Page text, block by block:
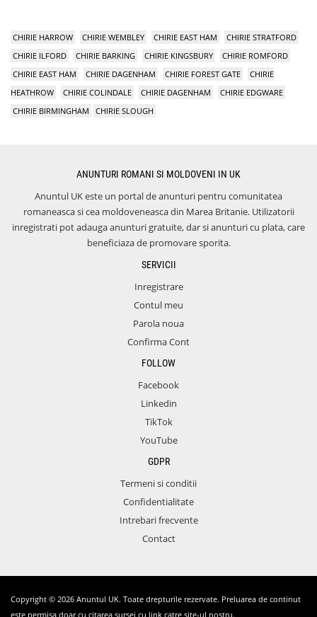
CHIRIE HARROW CHIRIE WEMBLEY CHIRIE EAST HAM
CHIRIE STRATFORD
CHIRIE ILFORD
CHIRIE BARKING CHIRIE KINGSBURY
CHIRIE ROMFORD
CHIRIE EAST HAM
CHIRIE DAGENHAM CHIRIE FOREST GATE
CHIRIE
HEATHROW
CHIRIE COLINDALE CHIRIE DAGENHAM
CHIRIE EDGWARE
CHIRIE BIRMINGHAM
CHIRIE SLOUGH
ANUNTURI ROMANI SI MOLDOVENI IN UK
Anuntul UK este un portal de anunturi pentru comunitatea
romaneasca si cea moldoveneasca din Marea Britanie. Utilizatorii
inregistrati pot adauga anunturi gratuite, dar si anunturi cu plata, care
beneficiaza de promovare sporita.
SERVICII
Inregistrare
Contul meu
Parola noua
Confirma Cont
FOLLOW
Facebook
Linkedin
TikTok
YouTube
GDPR
Termeni si conditii
Confidentialitate
Intrebari frecvente
Contact
Copyright © 2026 Anuntul UK. Toate drepturile rezervate. Preluarea de continut
este permisa doar cu citarea sursei cu link catre site-ul nostru.